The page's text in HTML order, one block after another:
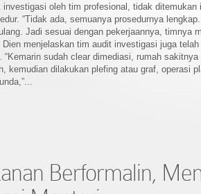
investigasi oleh tim profesional, tidak
“Tidak ada, semuanya prosedurnya
Jadi sesuai dengan pekerjaannya, timnya
menjelaskan tim audit investigasi juga
“Kemarin sudah clear dimediasi, rumah
kemudian dilakukan plefing atau graf, operasi
Berformalin,